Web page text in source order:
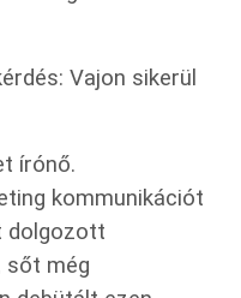
Vajon sikerül
írónő.
kommunikációt
dolgozott
sőt még